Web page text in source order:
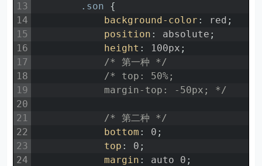
13
14
15
16
17
18
19
20
21
22
23
24
.son {
background-color : red ;
position : absolute ;
height : 100px ;
/* 第一种 */
/* top: 50%;
margin-top: -50px; */
/* 第二种 */
bottom : 0 ;
top : 0 ;
margin : auto 0 ;